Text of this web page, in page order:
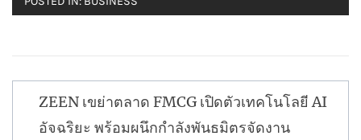
แนะแนว
เรื่อง
ZEEN เขย่าตลาด FMCG เปิดตัวเทคโนโลยี AI
อัจฉริยะ พร้อมผนึกกำลังพันธมิตรจัดงาน